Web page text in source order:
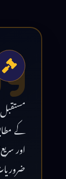
کے
اور